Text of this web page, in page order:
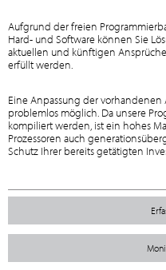
Aufgrund der freien
Hard- und Software können Sie
aktuellen und künftigen
erfüllt werden.
Eine Anpassung der
problemlos möglich. Da unsere
kompiliert werden, ist ein hohes
Prozessoren auch
Schutz Ihrer bereits getätigten